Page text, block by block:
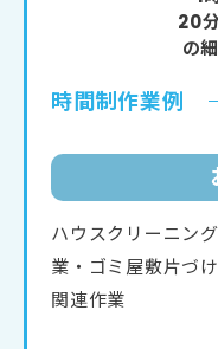
20
の
時間制作業例
ハウスクリーニン
業・ゴミ屋敷片づ
関連作業